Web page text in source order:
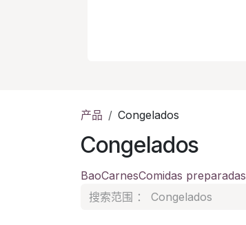
产品 Congelados
Congelados
BaoCarnesComidas preparadas